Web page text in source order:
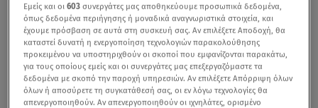
Εμείς και οι603 συνεργάτες μας αποθηκεύουμε προσωπικά δεδομένα,
όπως δεδομένα περιήγησης ή μοναδικά αναγνωριστικά στοιχεία, και
έχουμε πρόσβαση σε αυτά στη συσκευή σας. Αν επιλέξετε Αποδοχή, θα
καταστεί δυνατή η ενεργοποίηση τεχνολογιών παρακολούθησης
προκειμένου να υποστηριχθούν οι σκοποί που εμφανίζονται παρακάτω,
για τους οποίους εμείς και οι συνεργάτες μας επεξεργαζόμαστε τα
δεδομένα με σκοπό την παροχή υπηρεσιών. Αν επιλέξετε Απόρριψη όλων
όλων ή αποσύρετε τη συγκατάθεσή σας, οι εν λόγω τεχνολογίες θα
απενεργοποιηθούν. Αν απενεργοποιηθούν οι ιχνηλάτες, ορισμένο